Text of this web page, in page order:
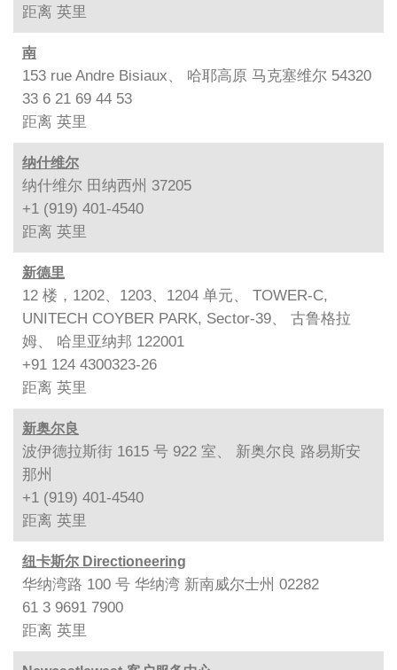
距离 英里
南
153 rue Andre Bisiaux、 哈耶高原 马克塞维尔 54320
33 6 21 69 44 53
距离 英里
纳什维尔
纳什维尔 田纳西州 37205
+1 (919) 401-4540
距离 英里
新德里
12 楼，1202、1203、1204 单元、 TOWER-C,
UNITECH COYBER PARK, Sector-39、 古鲁格拉
姆、 哈里亚纳邦 122001
+91 124 4300323-26
距离 英里
新奥尔良
波伊德拉斯街 1615 号 922 室、 新奥尔良 路易斯安
那州
+1 (919) 401-4540
距离 英里
纽卡斯尔 Directioneering
华纳湾路 100 号 华纳湾 新南威尔士州 02282
61 3 9691 7900
距离 英里